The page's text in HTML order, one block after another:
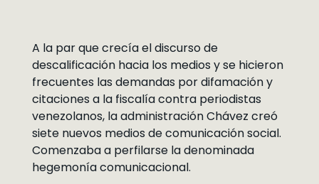
A la par que crecía el discurso de
descalificación hacia los medios y se hicieron
frecuentes las demandas por difamación y
citaciones a la fiscalía contra periodistas
venezolanos, la administración Chávez creó
siete nuevos medios de comunicación social.
Comenzaba a perfilarse la denominada
hegemonía comunicacional.